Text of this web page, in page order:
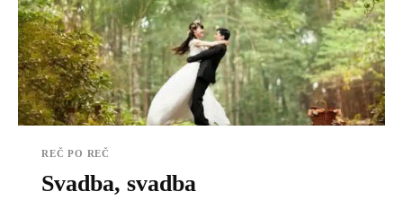
REČ PO REČ
Svadba, svadba